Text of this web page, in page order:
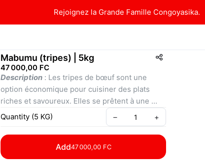
Rejoignez la Grande Famille Congoyasika.
Mabumu (tripes) | 5kg
47 000,00 FC
Description : Les tripes de bœuf sont une
option économique pour cuisiner des plats
riches et savoureux. Elles se prêtent à une
variété de préparations culinaires, des plats
mijotés aux grillades. Elles apportent des
protéines, des minéraux et des vitamines
essentiels à un coût faible.
Origine : Les tripes de bœuf sont une viande
Quantity (5 KG) – +
Add47 000,00 FC